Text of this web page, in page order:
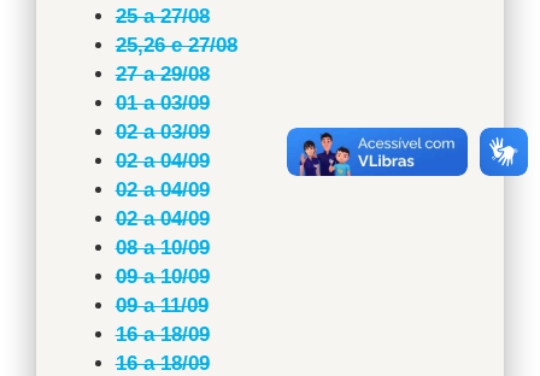
25 a 27/08
25,26 e 27/08
27 a 29/08
01 a 03/09
02 a 03/09
02 a 04/09
02 a 04/09
02 a 04/09
08 a 10/09
09 a 10/09
09 a 11/09
16 a 18/09
16 a 18/09